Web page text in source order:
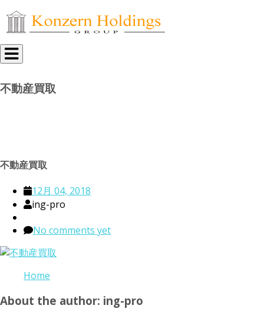
Toggle
navigation
不動産買取
不動産買取
12月 04, 2018
ing-pro
No comments yet
Home
About the author: ing-pro